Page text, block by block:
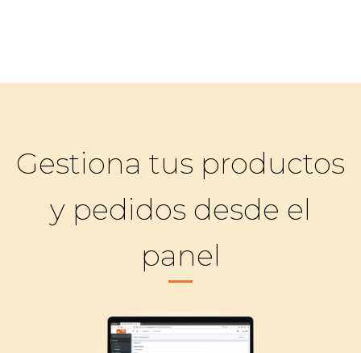
Gestiona tus productos
y pedidos desde el
panel